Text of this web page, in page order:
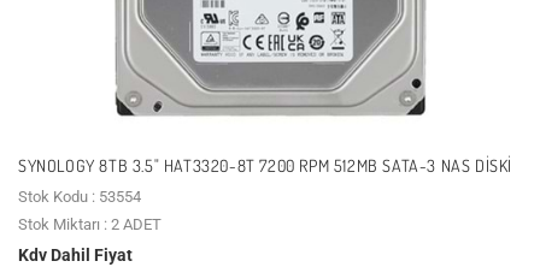
SYNOLOGY 8TB 3.5" HAT3320-8T 7200 RPM 512MB SATA-3 NAS DISKI
Stok Kodu : 53554
Stok Miktarı : 2 ADET
Kdv Dahil Fiyat